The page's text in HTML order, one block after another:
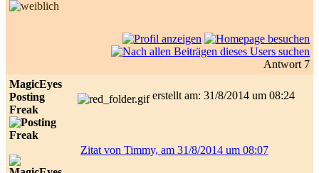
Antwort 7
MagicEyes
Posting
Freak
erstellt am: 31/8/2014 um 08:24
Zitat von Timmy, am 31/8/2014 um 08:07